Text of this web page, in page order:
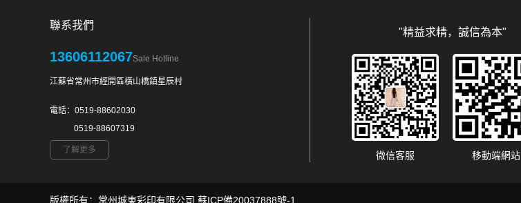
聯系我們
13606112067Sale Hotline
江蘇省常州市經開區橫山橋鎮星辰村
電話：0519-88602030
0519-88607319
了解更多
"精益求精，誠信為本"
微信客服 移動端網站
版權所有：常州城東彩印有限公司 蘇ICP備20037888號-1